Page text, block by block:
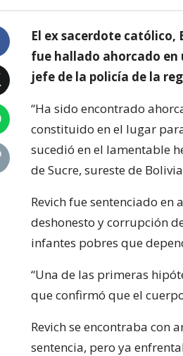
El ex sacerdote católico,
fue hallado ahorcado en
jefe de la policía de la
“Ha sido encontrado
constituido en el lugar
sucedió en el lamentable
de Sucre, sureste de
Revich fue sentenciado
deshonesto y corrupción
infantes pobres que
“Una de las primeras
que confirmó que el
Revich se encontraba con
sentencia, pero ya